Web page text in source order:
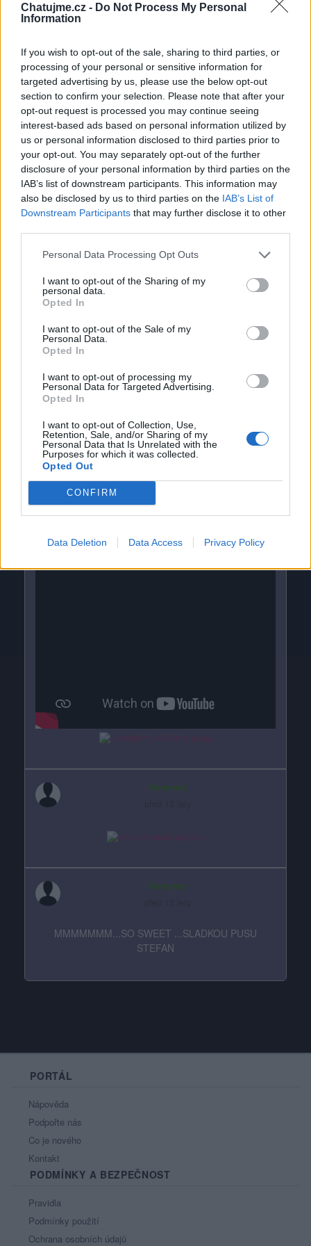
Chatujme.cz - Do Not Process My Personal
Information
If you wish to opt-out of the sale, sharing to third parties, or
processing of your personal or sensitive information for
targeted advertising by us, please use the below opt-out
section to confirm your selection. Please note that after your
opt-out request is processed you may continue seeing
interest-based ads based on personal information utilized by
us or personal information disclosed to third parties prior to
your opt-out. You may separately opt-out of the further
disclosure of your personal information by third parties on the
IAB’s list of downstream participants. This information may
also be disclosed by us to third parties on the IAB’s List of
Downstream Participants that may further disclose it to other
Personal Data Processing Opt Outs
I want to opt-out of the Sharing of my
personal data.
Opted In
I want to opt-out of the Sale of my
Personal Data.
Opted In
I want to opt-out of processing my
Personal Data for Targeted Advertising.
Opted In
I want to opt-out of Collection, Use,
Retention, Sale, and/or Sharing of my
Personal Data that Is Unrelated with the
Purposes for which it was collected.
Opted Out
CONFIRM
Data Deletion Data Access Privacy Policy
Smazaný
před 11 lety
před 12 lety
Smazaný
Smazaný
MMMMMMM...SO SWEET ...SLADKOU PUSU
STEFAN
PORTÁL
Nápověda
Podpořte nás
Co je nového
Kontakt
PODMÍNKY A BEZPEČNOST
Pravidla
Podmínky použití
Ochrana osobních údajů